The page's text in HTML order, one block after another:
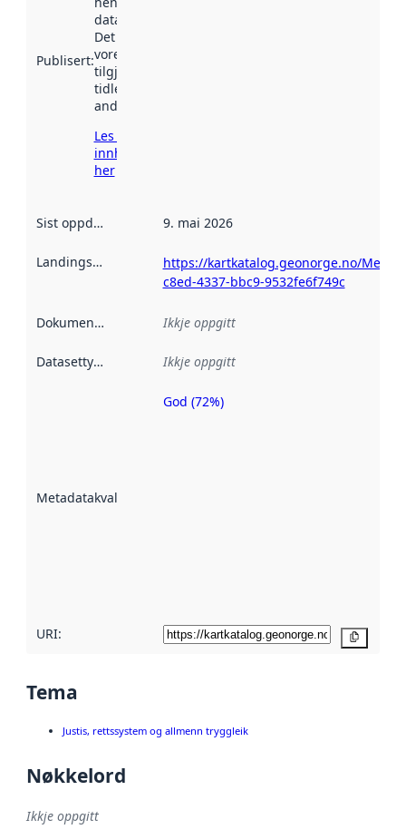
Publisert:
data.norge.no.
Det kan ha
vore
tilgjengeleg
tidlegare
andre stader.
Les meir om
innhenting
her
Sist oppdatert 9. mai 2026
Landingsside
https://kartkatalog.geonorge.no/
c8ed-4337-bbc9-9532fe6f749c
Dokumentasjon Ikkje oppgitt
Datasettype Ikkje oppgitt
Metadatakvalitet
Metadatakvalitet
God (72%)
URI:
Tema
Justis, rettssystem og allmenn tryggleik
Nøkkelord
Ikkje oppgitt